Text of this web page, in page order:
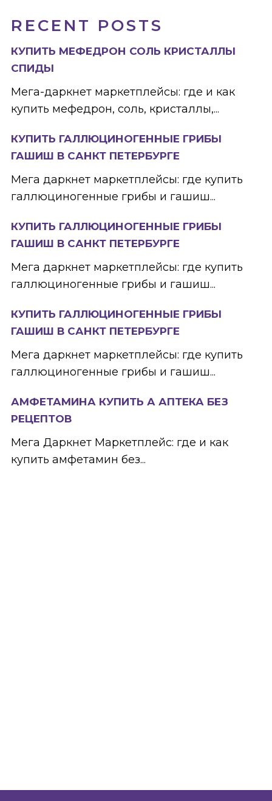
RECENT POSTS
КУПИТЬ МЕФЕДРОН СОЛЬ КРИСТАЛЛЫ
СПИДЫ
Мега-даркнет маркетплейсы: где и как
купить мефедрон, соль, кристаллы,...
КУПИТЬ ГАЛЛЮЦИНОГЕННЫЕ ГРИБЫ
ГАШИШ В САНКТ ПЕТЕРБУРГЕ
Мега даркнет маркетплейсы: где купить
галлюциногенные грибы и гашиш...
КУПИТЬ ГАЛЛЮЦИНОГЕННЫЕ ГРИБЫ
ГАШИШ В САНКТ ПЕТЕРБУРГЕ
Мега даркнет маркетплейсы: где купить
галлюциногенные грибы и гашиш...
КУПИТЬ ГАЛЛЮЦИНОГЕННЫЕ ГРИБЫ
ГАШИШ В САНКТ ПЕТЕРБУРГЕ
Мега даркнет маркетплейсы: где купить
галлюциногенные грибы и гашиш...
АМФЕТАМИНА КУПИТЬ А АПТЕКА БЕЗ
РЕЦЕПТОВ
Мега Даркнет Маркетплейс: где и как
купить амфетамин без...